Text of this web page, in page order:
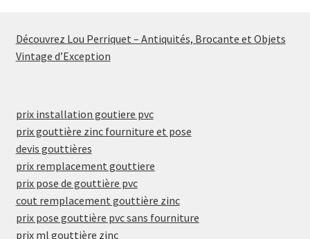
Découvrez Lou Perriquet – Antiquités, Brocante et Objets
Vintage d’Exception
prix installation goutiere pvc
prix gouttière zinc fourniture et pose
devis gouttières
prix remplacement gouttiere
prix pose de gouttière pvc
cout remplacement gouttière zinc
prix pose gouttière pvc sans fourniture
prix ml gouttière zinc